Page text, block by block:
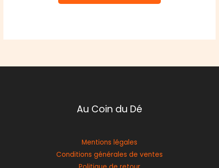
Au Coin du Dé
Mentions légales
Conditions générales de ventes